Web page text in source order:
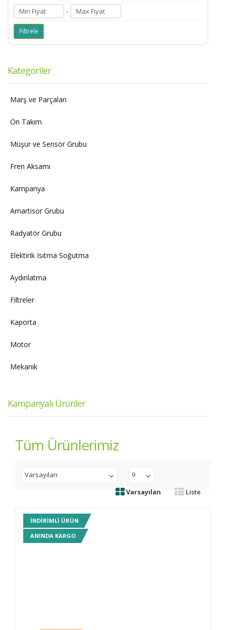
-
Kategoriler
Marş ve Parçaları
Ön Takım
Müşür ve Sensör Grubu
Fren Aksamı
Kampanya
Amartisor Grubu
Radyatör Grubu
Elektirik Isıtma Soğutma
Aydınlatma
Filtreler
Kaporta
Motor
Mekanik
Kampanyalı Ürünler
Tüm Ürünlerimiz
Varsayılan
9
Varsayılan
Liste
INDIRIMLI ÜRÜN
ANINDA KARGO